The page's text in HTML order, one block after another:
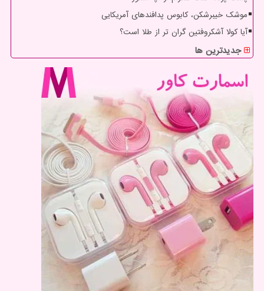
موشک خیبرشکن، کابوس پدافندهای آمریکایی
آیا کولا آشکروفتین گران تر از طلا است؟
جدیدترین ها